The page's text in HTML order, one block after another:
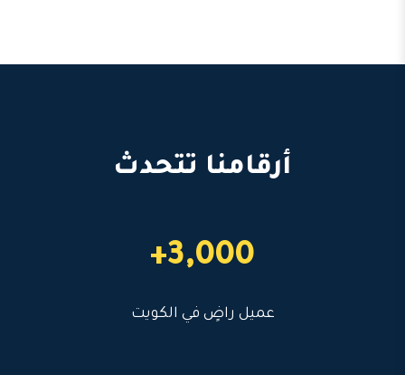
أرقامنا تتحدث
3,000+
عميل راضٍ في الكويت